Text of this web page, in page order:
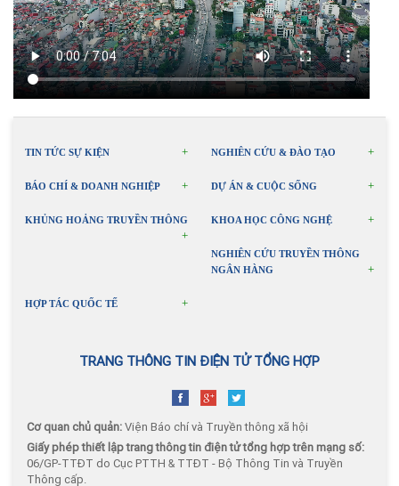
TIN TỨC SỰ KIỆN NGHIÊN CỨU & ĐÀO TẠO
BÁO CHÍ & DOANH NGHIỆP DỰ ÁN & CUỘC SỐNG
KHỦNG HOẢNG TRUYỀN THÔNG KHOA HỌC CÔNG NGHỆ
NGHIÊN CỨU TRUYỀN THÔNG
NGÂN HÀNG
HỢP TÁC QUỐC TẾ
TRANG THÔNG TIN ĐIỆN TỬ TỔNG HỢP
Cơ quan chủ quản:Viện Báo chí và Truyền thông xã hội
Giấy phép thiết lập trang thông tin điện tử tổng hợp trên mạng số:
06/GP-TTĐT do Cục PTTH & TTĐT - Bộ Thông Tin và Truyền
Thông cấp.